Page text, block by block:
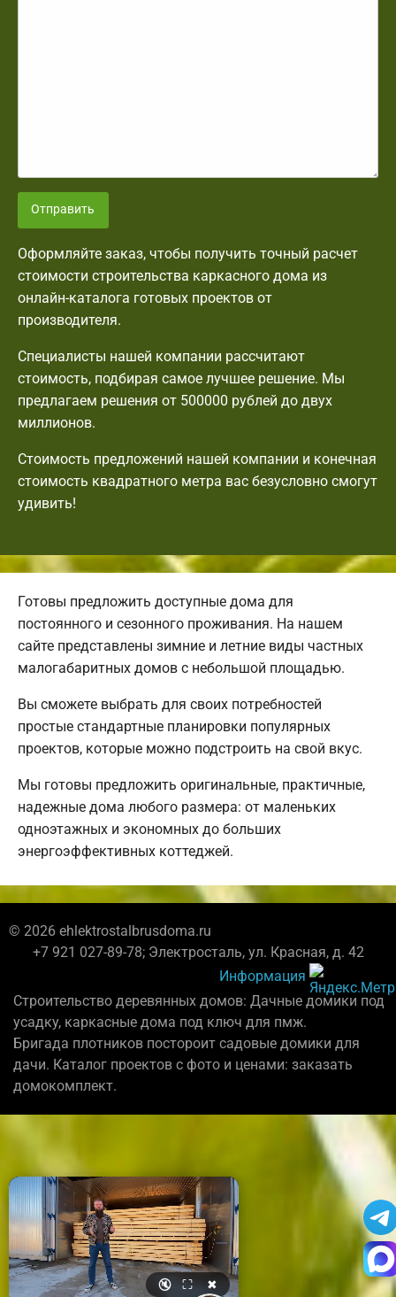
Отправить
Оформляйте заказ, чтобы получить точный расчет
стоимости строительства каркасного дома из
онлайн-каталога готовых проектов от
производителя.
Специалисты нашей компании рассчитают
стоимость, подбирая самое лучшее решение. Мы
предлагаем решения от 500000 рублей до двух
миллионов.
Стоимость предложений нашей компании и конечная
стоимость квадратного метра вас безусловно смогут
удивить!
Готовы предложить доступные дома для
постоянного и сезонного проживания. На нашем
сайте представлены зимние и летние виды частных
малогабаритных домов с небольшой площадью.
Вы сможете выбрать для своих потребностей
простые стандартные планировки популярных
проектов, которые можно подстроить на свой вкус.
Мы готовы предложить оригинальные, практичные,
надежные дома любого размера: от маленьких
одноэтажных и экономных до больших
энергоэффективных коттеджей.
© 2026 ehlektrostalbrusdoma.ru
+7 921 027-89-78; Электросталь, ул. Красная, д. 42
Информация
Строительство деревянных домов: Дачные домики под
усадку, каркасные дома под ключ для пмж.
Бригада плотников постороит садовые домики для
дачи. Каталог проектов с фото и ценами: заказать
домокомплект.
🔇 ⛶ ✖